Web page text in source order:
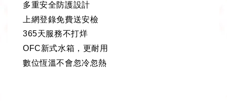
多重安全防護設計
上網登錄免費送安檢
365天服務不打烊
OFC新式水箱，更耐用
數位恆溫不會忽冷忽熱